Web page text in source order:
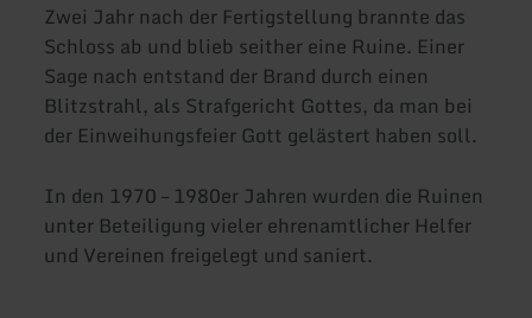
Zwei Jahr nach der Fertigstellung brannte das
Schloss ab und blieb seither eine Ruine. Einer
Sage nach entstand der Brand durch einen
Blitzstrahl, als Strafgericht Gottes, da man bei
der Einweihungsfeier Gott gelästert haben soll.
In den 1970 – 1980er Jahren wurden die Ruinen
unter Beteiligung vieler ehrenamtlicher Helfer
und Vereinen freigelegt und saniert.